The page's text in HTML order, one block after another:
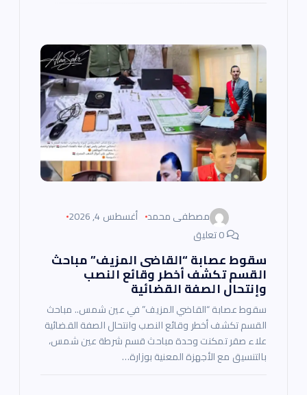
مصطفى محمد أغسطس 4, 2026
سقوط عصابة “القاضى المزيف” مباحث
القسم تكشف أخطر وقائع النصب
وإنتحال الصفة القضائية
سقوط عصابة “القاضي المزيف” في عين شمس.. مباحث
القسم تكشف أخطر وقائع النصب وانتحال الصفة القضائية
علاء صقر تمكنت وحدة مباحث قسم شرطة عين شمس،
بالتنسيق مع الأجهزة المعنية بوزارة…